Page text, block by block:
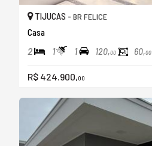
TIJUCAS - BR FELICE
Casa
2 1 1 120,00 60,00
R$ 424.900,00